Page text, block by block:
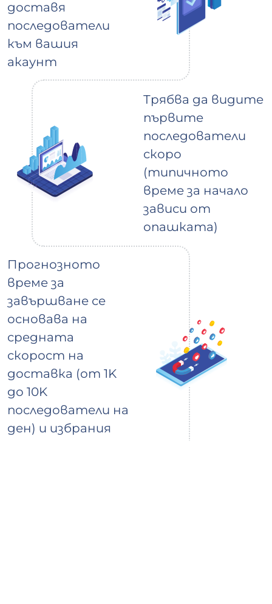
доставя
последователи
към вашия
акаунт
Трябва да видите
първите
последователи
скоро
(типичното
време за начало
зависи от
опашката)
Прогнозното
време за
завършване се
основава на
средната
скорост на
доставка (от 1K
до 10K
последователи на
ден) и избрания